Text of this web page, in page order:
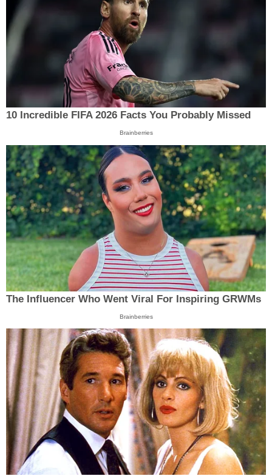
10 Incredible FIFA 2026 Facts You Probably Missed
Brainberries
The Influencer Who Went Viral For Inspiring GRWMs
Brainberries